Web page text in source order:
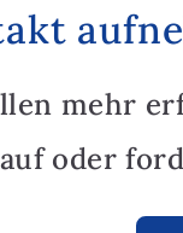
mehr
auf oder